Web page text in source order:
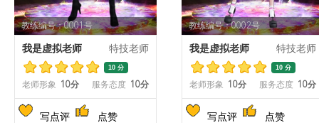
教练编号：0001号
我是虚拟老师 特技老师
10 分
老师形象 10分 服务态度 10分
写点评 点赞
教练编号：0002号
我是虚拟老师 特技老师
10 分
老师形象 10分 服务态度 10分
写点评 点赞